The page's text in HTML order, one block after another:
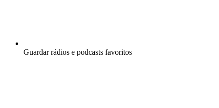
Guardar rádios e podcasts favoritos